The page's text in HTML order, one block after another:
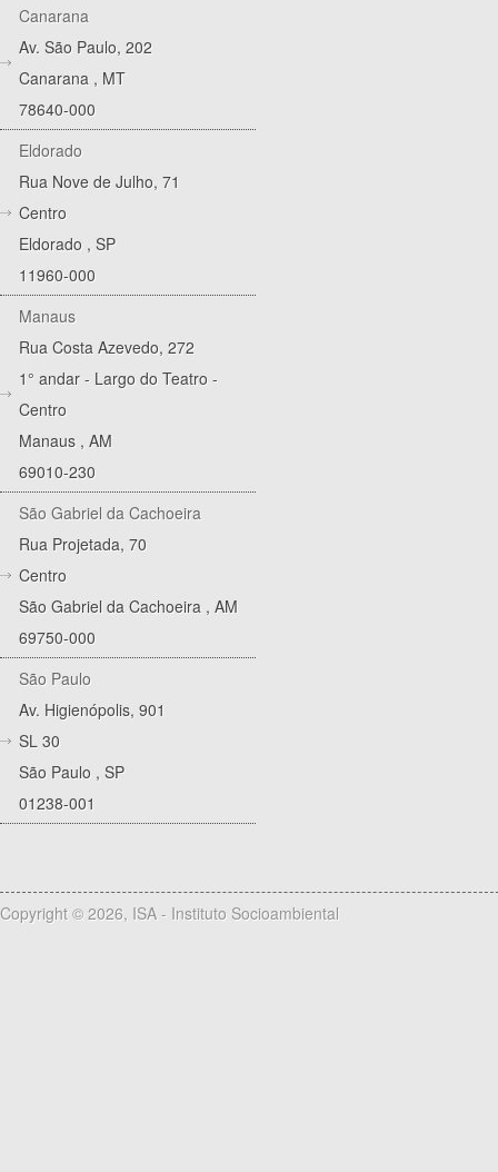
Canarana
Av. São Paulo, 202
Canarana , MT
78640-000
Eldorado
Rua Nove de Julho, 71
Centro
Eldorado , SP
11960-000
Manaus
Rua Costa Azevedo, 272
1° andar - Largo do Teatro -
Centro
Manaus , AM
69010-230
São Gabriel da Cachoeira
Rua Projetada, 70
Centro
São Gabriel da Cachoeira , AM
69750-000
São Paulo
Av. Higienópolis, 901
SL 30
São Paulo , SP
01238-001
Copyright © 2026, ISA - Instituto Socioambiental